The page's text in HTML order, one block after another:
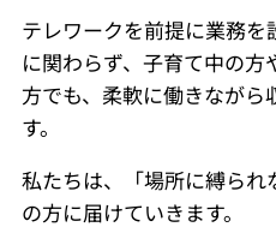
テレワークを前提に業務
に関わらず、子育て中の
方でも、柔軟に働きながら
す。
私たちは、「場所に縛られ
の方に届けていきます。